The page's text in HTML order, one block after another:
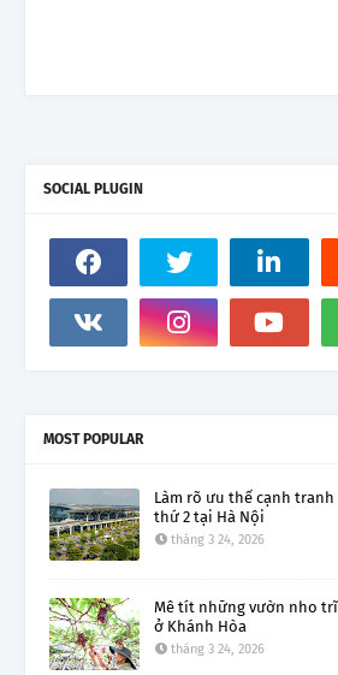
SOCIAL PLUGIN
MOST POPULAR
Làm rõ ưu thế cạnh
thứ 2 tại Hà Nội
tháng 3 24, 2026
Mê tít những vườn nho
ở Khánh Hòa
tháng 3 24, 2026